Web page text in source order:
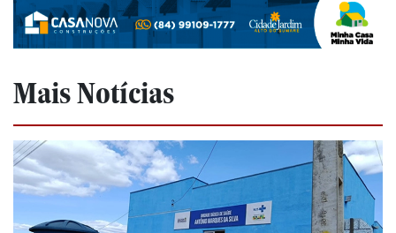
Mais Notícias